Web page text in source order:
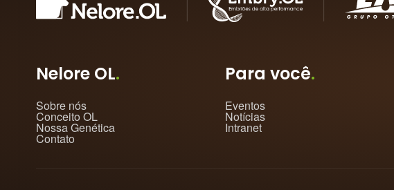
Nelore OL.
Sobre nós
Conceito OL
Nossa Genética
Contato
Para você.
Eventos
Notícias
Intranet